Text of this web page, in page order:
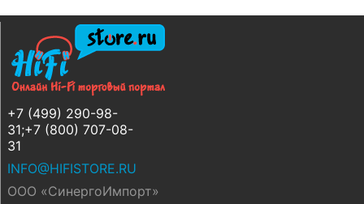
+7 (499) 290-98-
31;+7 (800) 707-08-
31
INFO@HIFISTORE.RU
ООО «СинергоИмпорт»